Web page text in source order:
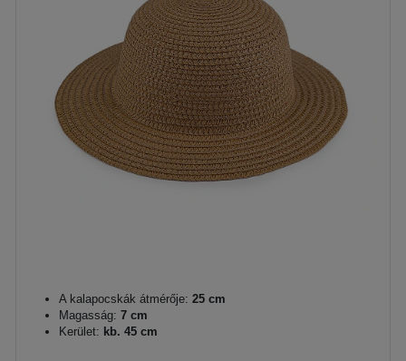
A kalapocskák átmérője: 25 cm
Magasság: 7 cm
Kerület: kb. 45 cm